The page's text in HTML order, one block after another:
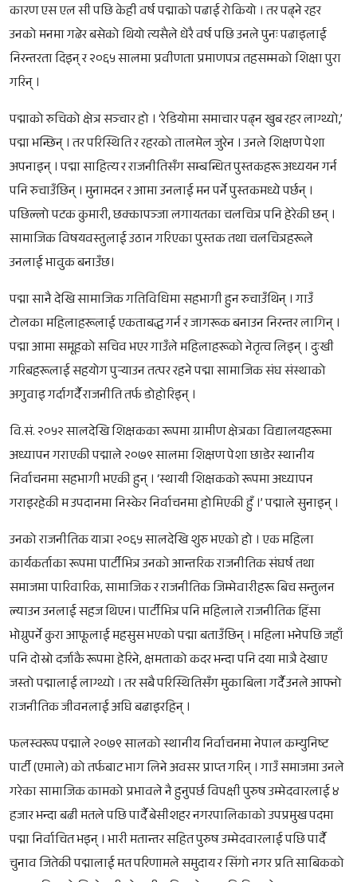
कारण एस एल सी पछि केही वर्ष पद्माको पढाई रोकियो । तर पढ्ने रहर
उनको मनमा गढेर बसेको थियो त्यसैले धेरै वर्ष पछि उनले पुनः पढाइलाई
निरन्तरता दिइन् र २०६५ सालमा प्रवीणता प्रमाणपत्र तहसम्मको शिक्षा पुरा
गरिन् ।
पद्माको रुचिको क्षेत्र सञ्चार हो । ‘रेडियोमा समाचार पढ्न खुब रहर लाग्थ्यो,’
पद्मा भन्छिन् । तर परिस्थिति र रहरको तालमेल जुरेन । उनले शिक्षण पेशा
अपनाइन् । पद्मा साहित्य र राजनीतिसँग सम्बन्धित पुस्तकहरू अध्ययन गर्न
पनि रुचाउँछिन् । मुनामदन र आमा उनलाई मन पर्ने पुस्तकमध्ये पर्छन् ।
पछिल्लो पटक कुमारी, छक्कापञ्जा लगायतका चलचित्र पनि हेरेकी छन् ।
सामाजिक विषयवस्तुलाई उठान गरिएका पुस्तक तथा चलचित्रहरूले
उनलाई भावुक बनाउँछ।
पद्मा सानै देखि सामाजिक गतिविधिमा सहभागी हुन रुचाउँथिन् । गाउँ
टोलका महिलाहरूलाई एकताबद्ध गर्न र जागरूक बनाउन निरन्तर लागिन् ।
पद्मा आमा समूहको सचिव भएर गाउँले महिलाहरूको नेतृत्व लिइन् । दुःखी
गरिबहरूलाई सहयोग पुर्‍याउन तत्पर रहने पद्मा सामाजिक संघ संस्थाको
अगुवाइ गर्दागर्दै राजनीति तर्फ डोहोरिइन् ।
वि.सं. २०५२ सालदेखि शिक्षकका रूपमा ग्रामीण क्षेत्रका विद्यालयहरूमा
अध्यापन गराएकी पद्माले २०७९ सालमा शिक्षण पेशा छाडेर स्थानीय
निर्वाचनमा सहभागी भएकी हुन् । ‘स्थायी शिक्षकको रूपमा अध्यापन
गराइरहेकी म उपदानमा निस्केर निर्वाचनमा होमिएकी हुँ ।’ पद्माले सुनाइन् ।
उनको राजनीतिक यात्रा २०६५ सालदेखि शुरु भएको हो । एक महिला
कार्यकर्ताका रूपमा पार्टीभित्र उनको आन्तरिक राजनीतिक संघर्ष तथा
समाजमा पारिवारिक, सामाजिक र राजनीतिक जिम्मेवारीहरू बिच सन्तुलन
ल्याउन उनलाई सहज थिएन। पार्टीभित्र पनि महिलाले राजनीतिक हिंसा
भोग्नुपर्ने कुरा आफूलाई महसुस भएको पद्मा बताउँछिन् । महिला भनेपछि जहाँ
पनि दोस्रो दर्जाकै रूपमा हेरिने, क्षमताको कदर भन्दा पनि दया मात्रै देखाए
जस्तो पद्मालाई लाग्थ्यो । तर सबै परिस्थितिसँग मुकाबिला गर्दै उनले आफ्नो
राजनीतिक जीवनलाई अघि बढाइरहिन् ।
फलस्वरूप पद्माले २०७९ सालको स्थानीय निर्वाचनमा नेपाल कम्युनिष्ट
पार्टी (एमाले) को तर्फबाट भाग लिने अवसर प्राप्त गरिन् । गाउँ समाजमा उनले
गरेका सामाजिक कामको प्रभावले नै हुनुपर्छ विपक्षी पुरुष उम्मेदवारलाई ४
हजार भन्दा बढी मतले पछि पार्दै बेसीशहर नगरपालिकाको उपप्रमुख पदमा
पद्मा निर्वाचित भइन् । भारी मतान्तर सहित पुरुष उम्मेदवारलाई पछि पार्दै
चुनाव जितेकी पद्मालाई मत परिणामले समुदाय र सिंगो नगर प्रति साबिकको